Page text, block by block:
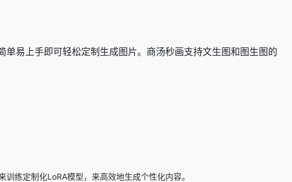
易上手即可轻松定制生成图片。商汤秒画支持文生图和图生图的
练定制化LoRA模型，来高效地生成个性化内容。